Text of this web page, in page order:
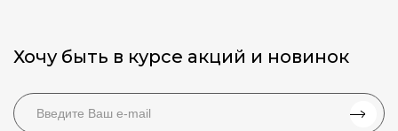
Хочу быть в курсе акций и новинок